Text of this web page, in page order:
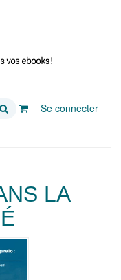
Se connecter
LA